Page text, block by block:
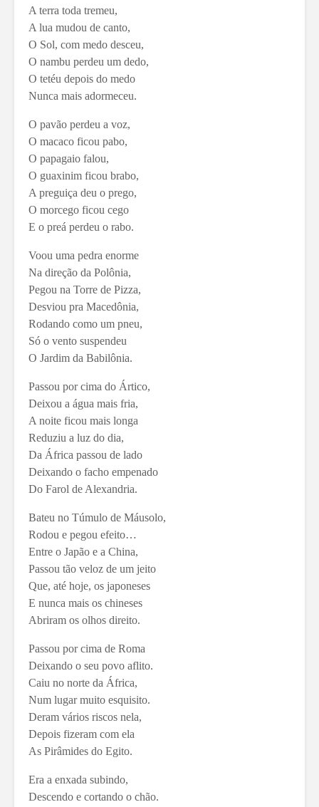
A terra toda tremeu,
A lua mudou de canto,
O Sol, com medo desceu,
O nambu perdeu um dedo,
O tetéu depois do medo
Nunca mais adormeceu.
O pavão perdeu a voz,
O macaco ficou pabo,
O papagaio falou,
O guaxinim ficou brabo,
A preguiça deu o prego,
O morcego ficou cego
E o preá perdeu o rabo.
Voou uma pedra enorme
Na direção da Polônia,
Pegou na Torre de Pizza,
Desviou pra Macedônia,
Rodando como um pneu,
Só o vento suspendeu
O Jardim da Babilônia.
Passou por cima do Ártico,
Deixou a água mais fria,
A noite ficou mais longa
Reduziu a luz do dia,
Da África passou de lado
Deixando o facho empenado
Do Farol de Alexandria.
Bateu no Túmulo de Máusolo,
Rodou e pegou efeito…
Entre o Japão e a China,
Passou tão veloz de um jeito
Que, até hoje, os japoneses
E nunca mais os chineses
Abriram os olhos direito.
Passou por cima de Roma
Deixando o seu povo aflito.
Caiu no norte da África,
Num lugar muito esquisito.
Deram vários riscos nela,
Depois fizeram com ela
As Pirâmides do Egito.
Era a enxada subindo,
Descendo e cortando o chão.